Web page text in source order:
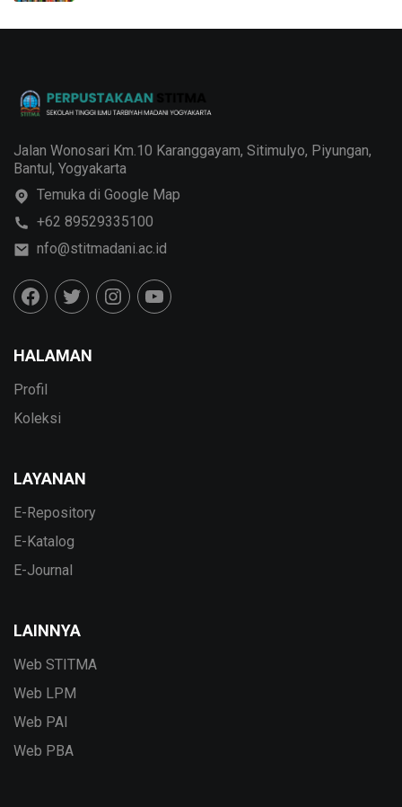
Jalan Wonosari Km.10 Karanggayam, Sitimulyo, Piyungan,
Bantul, Yogyakarta
Temuka di Google Map
+62 89529335100
nfo@stitmadani.ac.id
HALAMAN
Profil
Koleksi
LAYANAN
E-Repository
E-Katalog
E-Journal
LAINNYA
Web STITMA
Web LPM
Web PAI
Web PBA